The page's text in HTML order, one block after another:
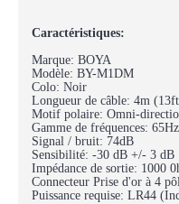
Caractéristiques:
Marque: BOYA
Modèle: BY-M1DM
Colo: Noir
Longueur de câble: 4m
Motif polaire: Omni-
Gamme de fréquences:
Signal / bruit: 74dB
Sensibilité: -30 dB +/- 3 dB
Impédance de sortie: 1000
Connecteur Prise d'or à 4
Puissance requise: LR44